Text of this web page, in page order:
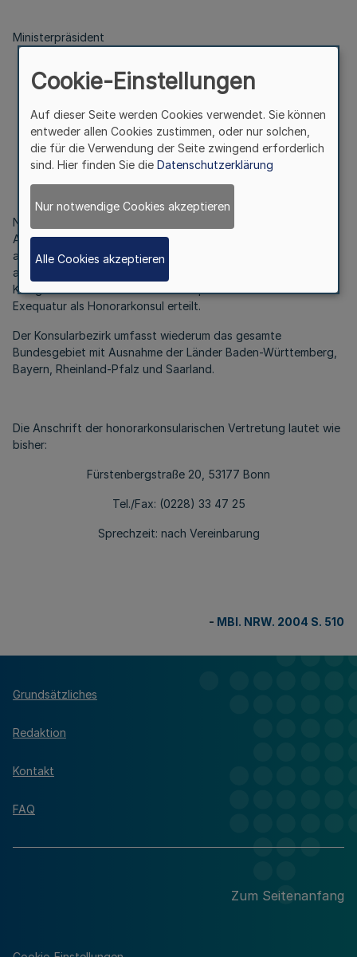
Ministerpräsident
Honorarkonsularische Vertretung des Königreichs
Bhutan, Bonn
Bek. d. Ministerpräsidenten v. 22.4.2004
- IV.4 417b-3/00
Nachdem die Regierung von Bhutan ihr Ersuchen um
Abberufung von Herrn Dr. Kulessa als Honorarkonsul in Bonn
als "Versehen" bezeichnet hat, hat die Bundesregierung ihm
als Leiter der honorarkonsularischen Vertretung des
Königreichs Bhutan in Bonn am 6. April 2004 erneut das
Exequatur als Honorarkonsul erteilt.
Der Konsularbezirk umfasst wiederum das gesamte
Bundesgebiet mit Ausnahme der Länder Baden-Württemberg,
Bayern, Rheinland-Pfalz und Saarland.
Die Anschrift der honorarkonsularischen Vertretung lautet wie
bisher:
Fürstenbergstraße 20, 53177 Bonn
Tel./Fax: (0228) 33 47 25
Sprechzeit: nach Vereinbarung
- MBl. NRW. 2004 S. 510
Grundsätzliches
Redaktion
Kontakt
FAQ
Zum Seitenanfang
Cookie-Einstellungen
Auf dieser Seite werden Cookies verwendet. Sie können
entweder allen Cookies zustimmen, oder nur solchen,
die für die Verwendung der Seite zwingend erforderlich
sind. Hier finden Sie die Datenschutzerklärung
Nur notwendige Cookies akzeptieren
Alle Cookies akzeptieren